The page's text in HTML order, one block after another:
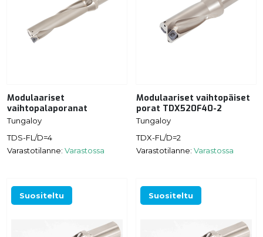
Modulaariset
vaihtopalaporanat
Tungaloy
TDS-FL/D=4
Varastotilanne: Varastossa
Modulaariset vaihtopäiset
porat TDX520F40-2
Tungaloy
TDX-FL/D=2
Varastotilanne: Varastossa
Suositeltu Suositeltu